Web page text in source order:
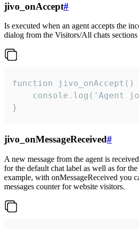
jivo_onAccept#
Is executed when an agent accepts the
dialog from the Visitors/All chats
function jivo_onAccept()
}
jivo_onMessageReceived#
A new message from the agent is
for the default chat label as well as for
example, with onMessageReceived you
messages counter for website visitors.